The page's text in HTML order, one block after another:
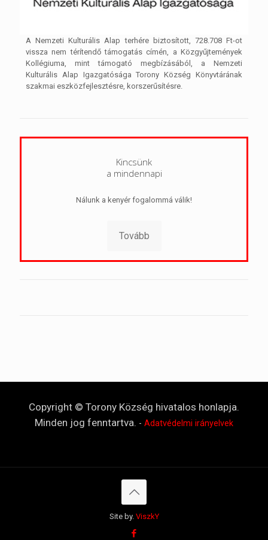
A Nemzeti Kulturális Alap terhére biztosított, 728.708 Ft-ot
vissza nem térítendő támogatás címén, a Közgyűjtemények
Kollégiuma, mint támogató megbízásából, a Nemzeti
Kulturális Alap Igazgatósága Torony Község Könyvtárának
szakmai eszközfejlesztésre, korszerűsítésre.
Kincsünk
a mindennapi
Nálunk a kenyér fogalommá válik!
Tovább
Copyright © Torony Község hivatalos honlapja.
Minden jog fenntartva. - Adatvédelmi irányelvek
Site by. ViszkY